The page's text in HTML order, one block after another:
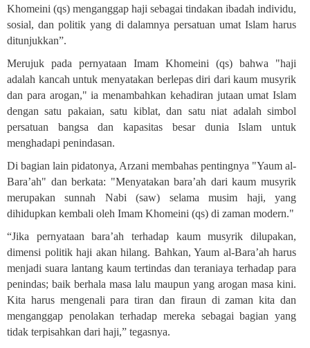
Khomeini (qs) menganggap haji sebagai tindakan ibadah individu,
sosial, dan politik yang di dalamnya persatuan umat Islam harus
ditunjukkan”.
Merujuk pada pernyataan Imam Khomeini (qs) bahwa "haji
adalah kancah untuk menyatakan berlepas diri dari kaum musyrik
dan para arogan," ia menambahkan kehadiran jutaan umat Islam
dengan satu pakaian, satu kiblat, dan satu niat adalah simbol
persatuan bangsa dan kapasitas besar dunia Islam untuk
menghadapi penindasan.
Di bagian lain pidatonya, Arzani membahas pentingnya "Yaum al-
Bara’ah" dan berkata: "Menyatakan bara’ah dari kaum musyrik
merupakan sunnah Nabi (saw) selama musim haji, yang
dihidupkan kembali oleh Imam Khomeini (qs) di zaman modern."
“Jika pernyataan bara’ah terhadap kaum musyrik dilupakan,
dimensi politik haji akan hilang. Bahkan, Yaum al-Bara’ah harus
menjadi suara lantang kaum tertindas dan teraniaya terhadap para
penindas; baik berhala masa lalu maupun yang arogan masa kini.
Kita harus mengenali para tiran dan firaun di zaman kita dan
menganggap penolakan terhadap mereka sebagai bagian yang
tidak terpisahkan dari haji,” tegasnya.